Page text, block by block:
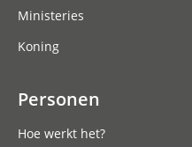
Ministeries
Koning
Personen
Hoe werkt het?